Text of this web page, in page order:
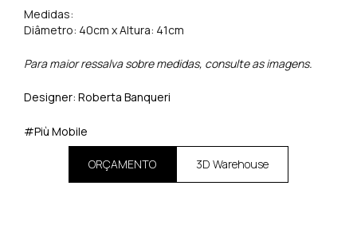
Medidas:
Diâmetro: 40cm x Altura: 41cm
Para maior ressalva sobre medidas, consulte as imagens.
Designer: Roberta Banqueri
#Più Mobile
ORÇAMENTO 3D Warehouse